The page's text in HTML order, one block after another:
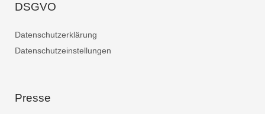
DSGVO
Datenschutzerklärung
Datenschutzeinstellungen
Presse